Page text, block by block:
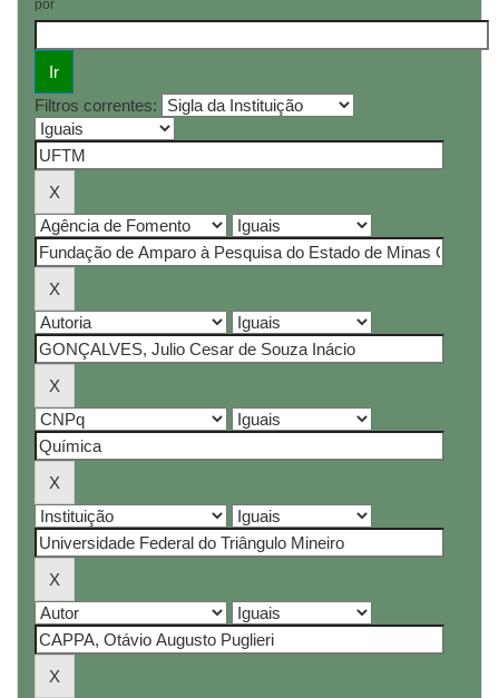
por
Filtros correntes: